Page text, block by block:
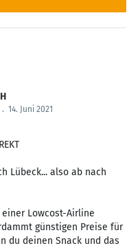
. 14. Juni 2021
Lübeck... also ab nach
Lowcost-Airline
günstigen Preise für
du deinen Snack und das